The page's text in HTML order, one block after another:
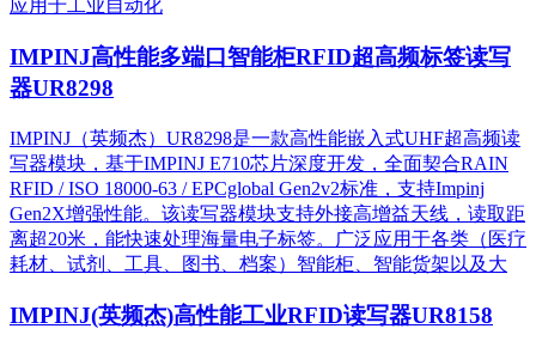
应用于工业自动化
IMPINJ高性能多端口智能柜RFID超高频标签读写
器UR8298
IMPINJ（英频杰）UR8298是一款高性能嵌入式UHF超高频读
写器模块，基于IMPINJ E710芯片深度开发，全面契合RAIN
RFID / ISO 18000-63 / EPCglobal Gen2v2标准，支持Impinj
Gen2X增强性能。该读写器模块支持外接高增益天线，读取距
离超20米，能快速处理海量电子标签。广泛应用于各类（医疗
耗材、试剂、工具、图书、档案）智能柜、智能货架以及大
IMPINJ(英频杰)高性能工业RFID读写器UR8158